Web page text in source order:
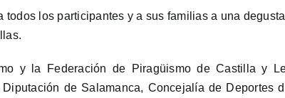
todos los participantes y a sus familias a una
y la Federación de Piragüismo de Castilla y
de Salamanca, Concejalía de Deportes